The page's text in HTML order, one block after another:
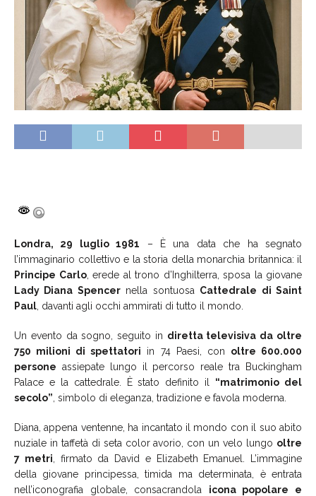
Londra, 29 luglio 1981 – È una data che ha segnato
l’immaginario collettivo e la storia della monarchia britannica: il
Principe Carlo, erede al trono d’Inghilterra, sposa la giovane
Lady Diana Spencernella sontuosa Cattedrale di Saint
Paul , davanti agli occhi ammirati di tutto il mondo.
Un evento da sogno, seguito in diretta televisiva da oltre
750 milioni di spettatori in 74 Paesi, con oltre 600.000
persone assiepate lungo il percorso reale tra Buckingham
Palace e la cattedrale. È stato definito il “matrimonio del
secolo” , simbolo di eleganza, tradizione e favola moderna.
Diana, appena ventenne, ha incantato il mondo con il suo abito
nuziale in taffetà di seta color avorio, con un velo lungo oltre
7 metri , firmato da David e Elizabeth Emanuel. L’immagine
della giovane principessa, timida ma determinata, è entrata
nell’iconografia globale, consacrandola icona popolare e